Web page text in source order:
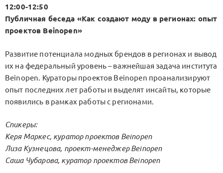
12:00-12:50
Публичная беседа «Как создают моду в регионах: опыт
проектов Beinopen»
Развитие потенциала модных брендов в регионах и вывод
их на федеральный уровень – важнейшая задача института
Beinopen. Кураторы проектов Beinopen проанализируют
опыт последних лет работы и выделят инсайты, которые
появились в рамках работы с регионами.
Спикеры:
Керя Маркес, куратор проектов Beinopen
Лиза Кузнецова, проект-менеджер Beinopen
Саша Чубарова, куратор проектов Beinopen